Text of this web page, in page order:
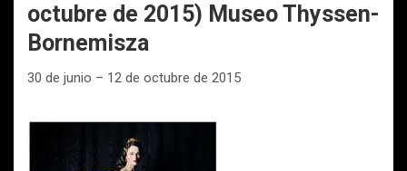
octubre de 2015) Museo Thyssen-
Bornemisza
30 de junio – 12 de octubre de 2015